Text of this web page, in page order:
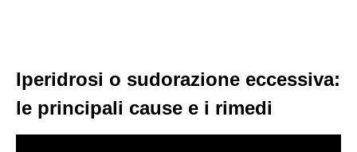
Iperidrosi o sudorazione eccessiva:
le principali cause e i rimedi